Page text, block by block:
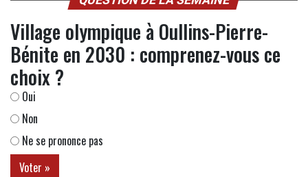
Village olympique à Oullins-Pierre-
Bénite en 2030 : comprenez-vous ce
choix ?
Oui
Non
Ne se prononce pas